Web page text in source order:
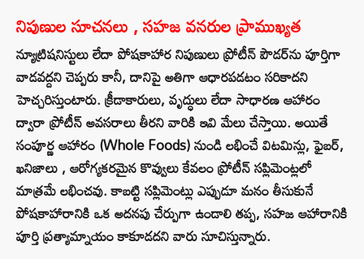
నిపుణుల సూచనలు , సహజ వనరుల ప్రాముఖ్యత
న్యూట్రిషనిస్టులు లేదా పోషకాహార నిపుణులు ప్రోటీన్ పౌడర్‌ను పూర్తిగా
వాడవద్దని చెప్పరు కానీ, దానిపై అతిగా ఆధారపడటం సరికాదని
హెచ్చరిస్తుంటారు. క్రీడాకారులు, వృద్ధులు లేదా సాధారణ ఆహారం
ద్వారా ప్రోటీన్ అవసరాలు తీరని వారికి ఇవి మేలు చేస్తాయి. అయితే
సంపూర్ణ ఆహారం (Whole Foods) నుండి లభించే విటమిన్లు, ఫైబర్,
ఖనిజాలు , ఆరోగ్యకరమైన కొవ్వులు కేవలం ప్రోటీన్ సప్లిమెంట్లలో
మాత్రమే లభించవు. కాబట్టి సప్లిమెంట్లు ఎప్పుడూ మనం తీసుకునే
పోషకాహారానికి ఒక అదనపు చేర్పుగా ఉండాలి తప్ప, సహజ ఆహారానికి
పూర్తి ప్రత్యామ్నాయం కాకూడదని వారు సూచిస్తున్నారు.